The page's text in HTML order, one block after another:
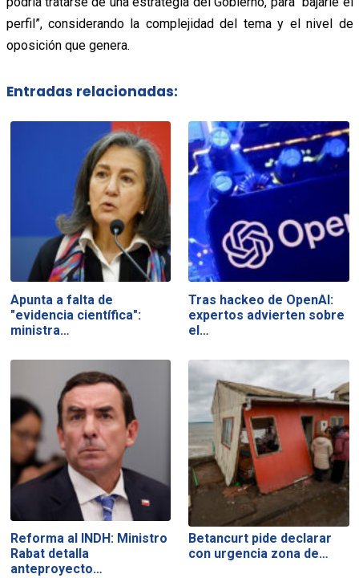
perfil”, considerando la complejidad del tema y el nivel de
oposición que genera.
Entradas relacionadas:
Apunta a falta de
"evidencia científica":
ministra…
Tras hackeo de OpenAI:
expertos advierten sobre
el…
Reforma al INDH: Ministro
Rabat detalla
anteproyecto…
Betancurt pide declarar
con urgencia zona de…